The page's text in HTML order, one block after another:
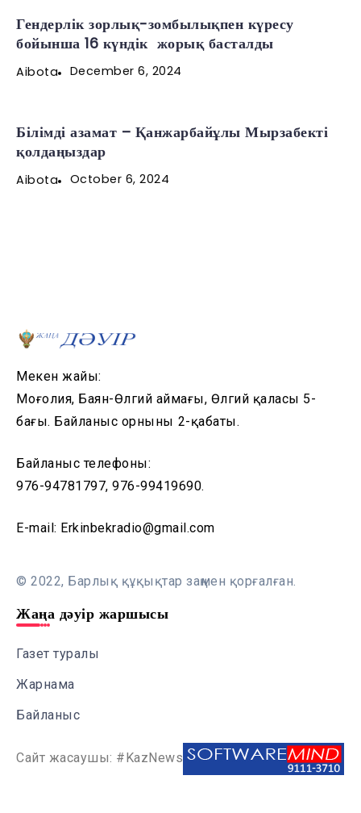
Гендерлік зорлық-зомбылықпен күресу
бойынша 16 күндік жорық басталды
Aibota December 6, 2024
Білімді азамат – Қанжарбайұлы Мырзабекті
қолдаңыздар
Aibota October 6, 2024
Мекен жайы:
Моңғолия, Баян-Өлгий аймағы, Өлгий қаласы 5-
бағы. Байланыс орнының 2-қабаты.
Байланыс телефоны:
976-94781797, 976-99419690.
E-mail: Erkinbekradio@gmail.com
© 2022, Барлық құқықтар заңмен қорғалған.
Жаңа дәуір жаршысы
Газет туралы
Жарнама
Байланыс
Сайт жасаушы: #KazNews